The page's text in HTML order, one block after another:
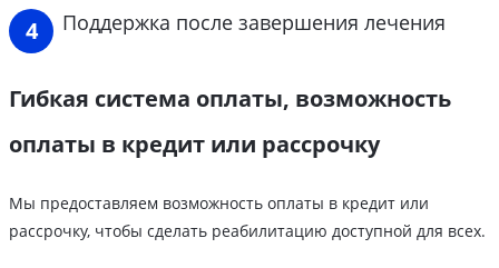
Поддержка после завершения лечения
Гибкая система оплаты, возможность
оплаты в кредит или рассрочку
Мы предоставляем возможность оплаты в кредит или
рассрочку, чтобы сделать реабилитацию доступной для всех.